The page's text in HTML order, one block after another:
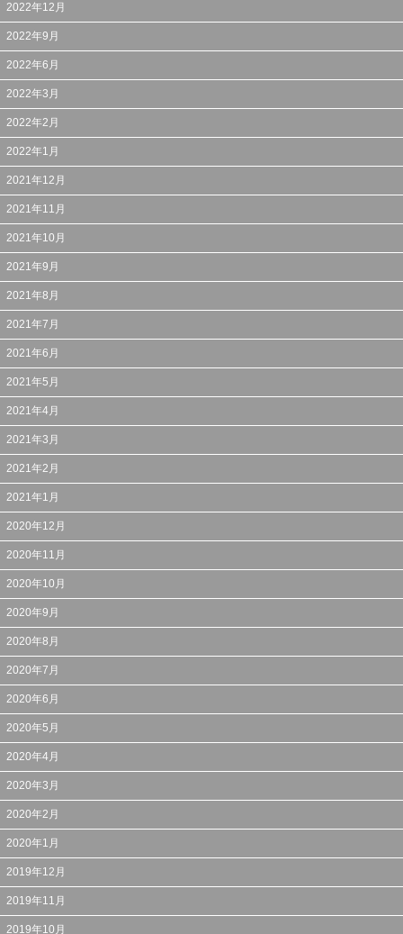
2022年12月
2022年9月
2022年6月
2022年3月
2022年2月
2022年1月
2021年12月
2021年11月
2021年10月
2021年9月
2021年8月
2021年7月
2021年6月
2021年5月
2021年4月
2021年3月
2021年2月
2021年1月
2020年12月
2020年11月
2020年10月
2020年9月
2020年8月
2020年7月
2020年6月
2020年5月
2020年4月
2020年3月
2020年2月
2020年1月
2019年12月
2019年11月
2019年10月